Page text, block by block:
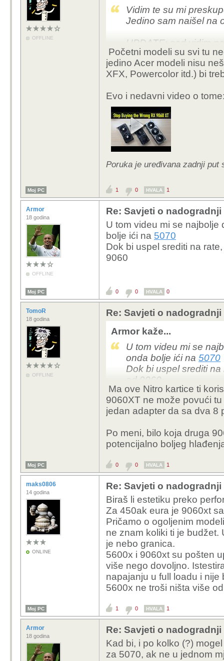
OFFLINE
Vidim te su mi
Jedino sam naišel na
UPDATE: sad vidim
proizvođač za nju
Početni modeli su svi tu
jedino Acer modeli nisu
XFX, Powercolor itd.) bi
Evo i nedavni video o
Poruka je uređivana zadnji put
Moj PC 1 0 HVALA 1
Armor
18 godina
OFFLINE
Re: Savjeti o
U tom videu mi se najbolje
bolje ići na 5070
Dok bi uspel srediti na
9060
Moj PC 0 0 HVALA 0
TomoR
18 godina
OFFLINE
Re: Savjeti o
Armor kaže...
U tom videu mi se
onda bolje ići na 5070
Dok bi uspel srediti
od 9060
Ma ove Nitro kartice ti
9060XT ne može povući
jedan adapter da sa dva 8
Po meni, bilo koja druga
potencijalno boljeg
Moj PC 0 0 HVALA 1
maks0806
14 godina
ONLINE
Re: Savjeti o
Biraš li estetiku preko
Za 450ak eura je 9060xt
Pričamo o ogoljenim
ne znam koliki ti je budžet.
je nebo granica.
5600x i 9060xt su pošten
više nego dovoljno.
napajanju u full loadu i
5600x ne troši ništa više
Moj PC 1 0 HVALA 1
Armor
18 godina
Re: Savjeti o
Kad bi, i po kolko (?)
za 5070, ak ne u jednom